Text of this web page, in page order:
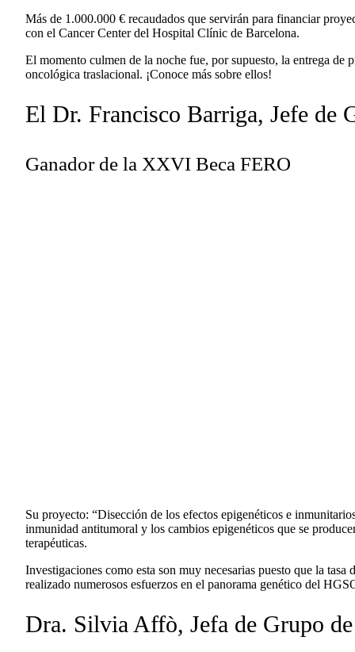
Más de 1.000.000 € recaudados que servirán para financiar
con el Cancer Center del Hospital Clínic de Barcelona.
El momento culmen de la noche fue, por supuesto, la entrega de
oncológica traslacional. ¡Conoce más sobre ellos!
El Dr. Francisco Barriga, Jefe de
Ganador de la XXVI Beca FERO
Su proyecto: “Disección de los efectos epigenéticos e
inmunidad antitumoral y los cambios epigenéticos que se
terapéuticas.
Investigaciones como esta son muy necesarias puesto que la
realizado numerosos esfuerzos en el panorama genético del
Dra. Silvia Affò, Jefa de Grupo